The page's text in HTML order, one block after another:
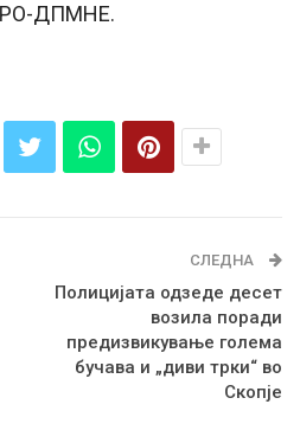
ДПМНЕ.
СЛЕДНА
Полицијата одзеде десет
возила поради
предизвикување голема
бучава и „диви трки“ во
Скопје